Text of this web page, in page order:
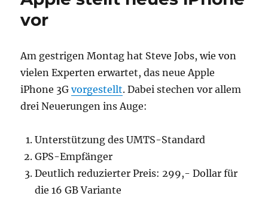
vor
Am gestrigen Montag hat Steve Jobs, wie von
vielen Experten erwartet, das neue Apple
iPhone 3Gvorgestellt. Dabei stechen vor allem
drei Neuerungen ins Auge:
Unterstützung des UMTS-Standard
GPS-Empfänger
Deutlich reduzierter Preis: 299,- Dollar für
die 16 GB Variante